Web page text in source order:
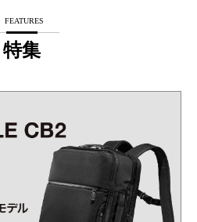
FEATURES
特集